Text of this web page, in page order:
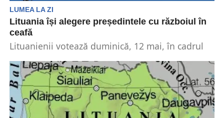
LUMEA LA ZI
Lituania își alegere președintele cu războiul în
ceafă
Lituanienii votează duminică, 12 mai, în cadrul
moment în care...